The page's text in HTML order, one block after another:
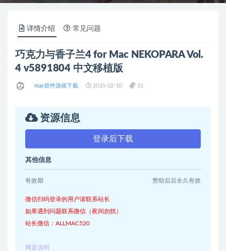
详情介绍 常见问题
巧克力与香子兰4 for Mac NEKOPARA Vol.
4 v5891804 中文移植版
mac软件游戏下载 2025-02-10 15
资源信息
登录后下载
其他信息
有效期 赞助后后永久有效
微信扫码登录的用户请联系站长
如果遇到问题联系微信（夜间勿扰）
站长微信：ALLMAC520
网盘说明